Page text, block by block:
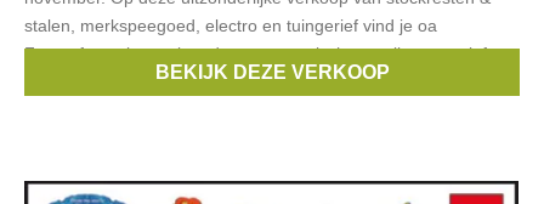
stalen, merkspeegoed, electro en tuingerief vind je oa
Frozenfantasiespeelgoed, sport, gezelschapspellen, creatief
,disney, studio 100,Philips
BEKIJK DEZE VERKOOP